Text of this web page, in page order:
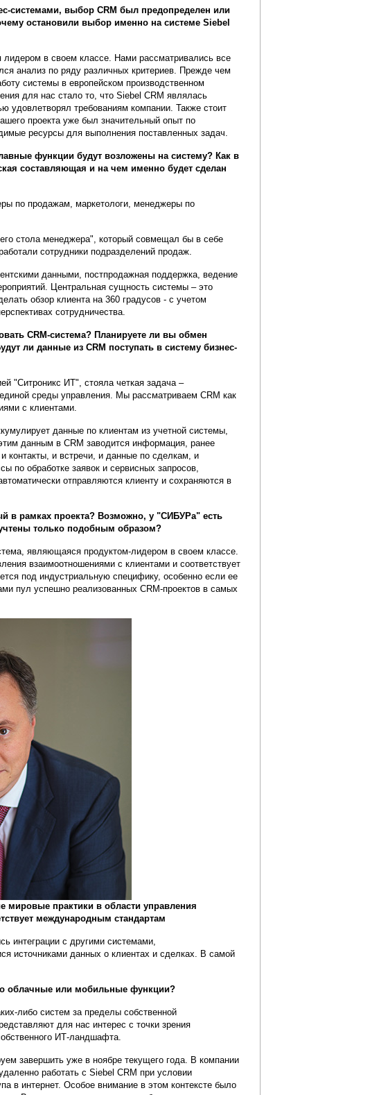
системами, выбор CRM был предопределен или
остановили выбор именно на системе Siebel
в своем классе. Нами рассматривались все
анализ по ряду различных критериев. Прежде чем
системы в европейском производственном
для нас стало то, что Siebel CRM являлась
удовлетворял требованиям компании. Также стоит
проекта уже был значительный опыт по
ресурсы для выполнения поставленных задач.
функции будут возложены на систему? Как в
составляющая и на чем именно будет сделан
по продажам, маркетологи, менеджеры по
стола менеджера", который совмещал бы в себе
сотрудники подразделений продаж.
данными, постпродажная поддержка, ведение
Центральная сущность системы – это
обзор клиента на 360 градусов - с учетом
сотрудничества.
CRM-система? Планируете ли вы обмен
ли данные из CRM поступать в систему бизнес-
"Ситроникс ИТ", стояла четкая задача –
среды управления. Мы рассматриваем CRM как
с клиентами.
данные по клиентам из учетной системы,
данным в CRM заводится информация, ранее
контакты, и встречи, и данные по сделкам, и
по обработке заявок и сервисных запросов,
отправляются клиенту и сохраняются в
в рамках проекта? Возможно, у "СИБУРа" есть
только подобным образом?
являющаяся продуктом-лидером в своем классе.
взаимоотношениями с клиентами и соответствует
под индустриальную специфику, особенно если ее
пул успешно реализованных CRM-проектов в самых
мировые практики в области управления
международным стандартам
интеграции с другими системами,
данных о клиентах и сделках. В самой
облачные или мобильные функции?
либо систем за пределы собственной
для нас интерес с точки зрения
ИТ-ландшафта.
завершить уже в ноябре текущего года. В компании
работать с Siebel CRM при условии
в интернет. Особое внимание в этом контексте было